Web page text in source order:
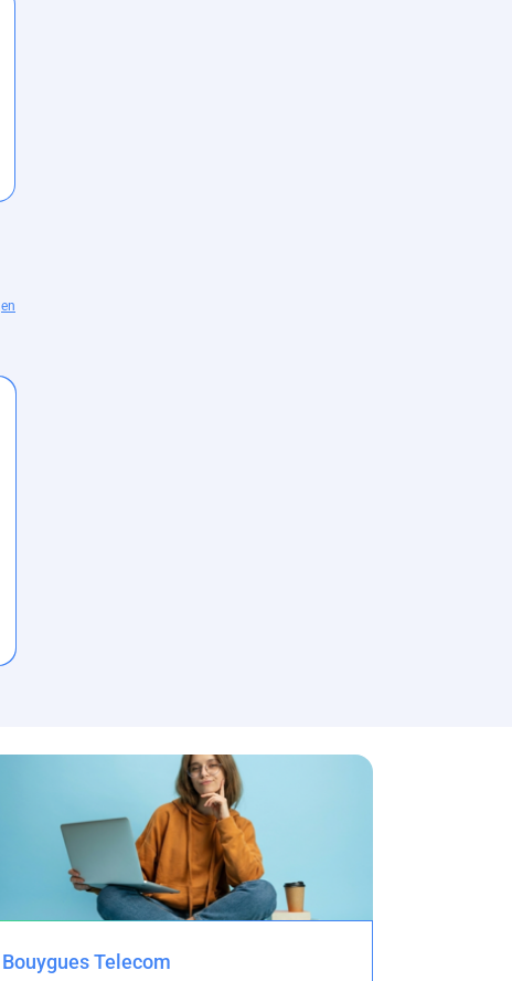
en
Bouygues Telecom